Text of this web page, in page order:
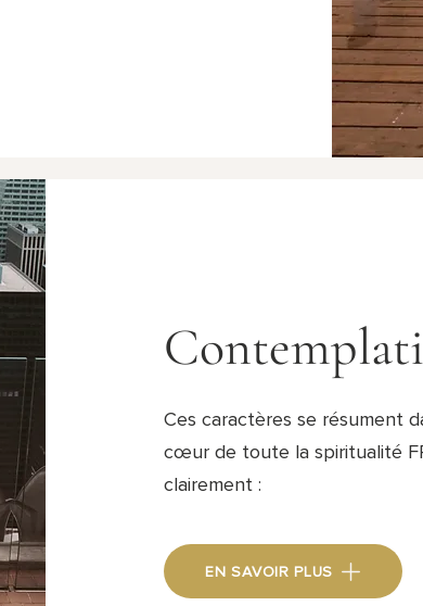
Ces caractères se résument
cœur de toute la spiritualité
clairement :
EN SAVOIR PLUS